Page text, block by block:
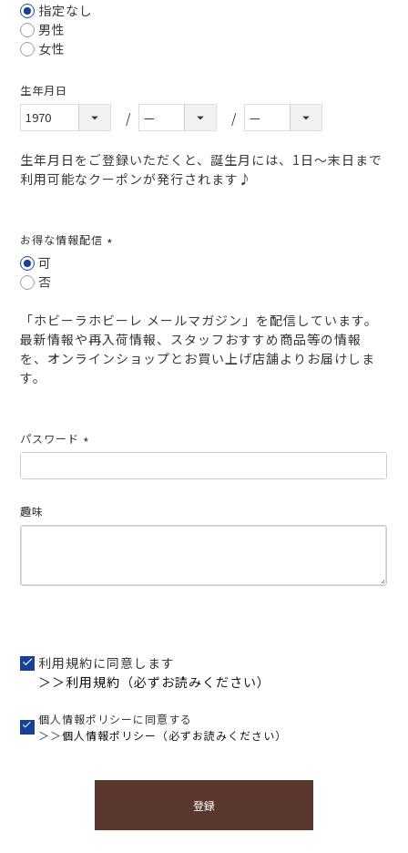
指定なし
男性
女性
生年月日
生年月日をご登録いただくと、誕生月には、1日～末日まで
利用可能なクーポンが発行されます♪
お得な情報配信
可
否
「ホビーラホビーレ メールマガジン」を配信しています。
最新情報や再入荷情報、スタッフおすすめ商品等の情報
を、オンラインショップとお買い上げ店舗よりお届けしま
す。
パスワード
須)
趣味
利用規約に同意します
＞＞利用規約（必ずお読みください）
個人情報ポリシーに同意する
＞＞個人情報ポリシー（必ずお読みください）
登録